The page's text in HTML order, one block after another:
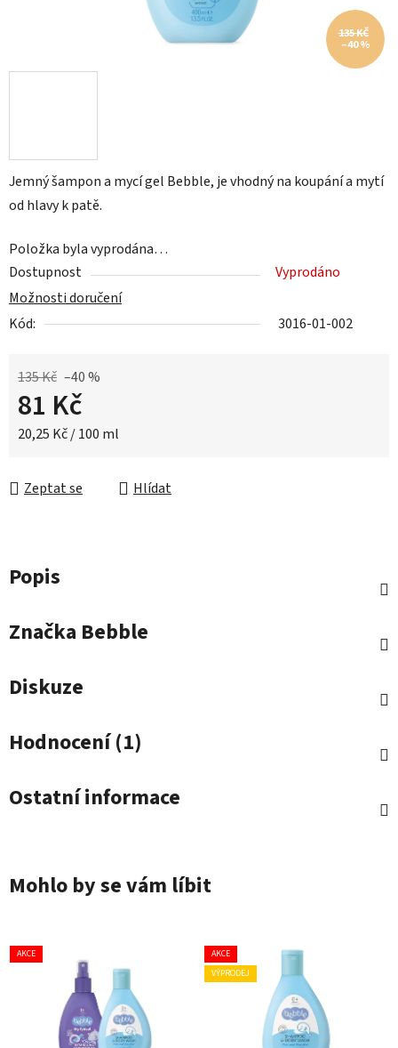
Jemný šampon a mycí gel Bebble, je vhodný na koupání a mytí
od hlavy k patě.
Položka byla vyprodána…
Dostupnost
Vyprodáno
Možnosti doručení
Kód:
3016-01-002
135 Kč –40 %
81 Kč
Měrná cena:
20,25 Kč / 100 ml
Zeptat se Hlídat
135 KČ
–40 %
Popis
Značka Bebble
Diskuze
Hodnocení (1)
Ostatní informace
Mohlo by se vám líbit
AKCE
AKCE
VÝPRODEJ